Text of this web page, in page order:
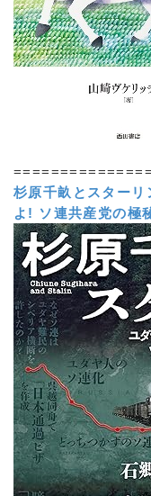
杉原千畝とスターリ
よ! ソ連共産党の極